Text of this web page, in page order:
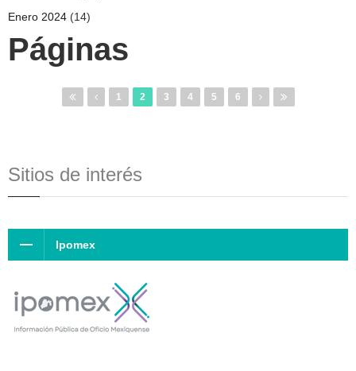
Enero 2024 (14)
Páginas
1 2 3 4 5 6
Sitios de interés
Ipomex